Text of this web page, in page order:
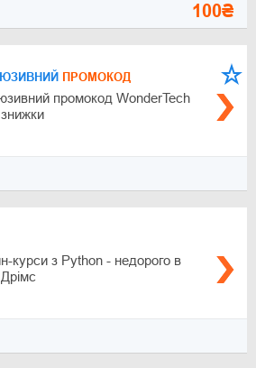
100₴
ПРОМОКОД
промокод WonderTech
курси з Python - недорого в